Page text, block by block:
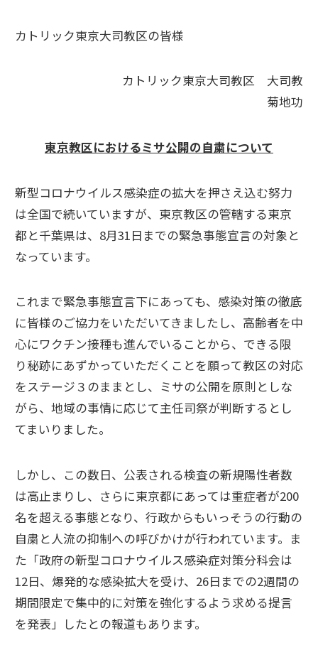
カトリック東京大司教区の皆様
カトリック東京大司教区 大司教
菊地功
東京教区におけるミサ公開の自粛について
新型コロナウイルス感染症の拡大を押さえ込む努力
は全国で続いていますが、東京教区の管轄する東京
都と千葉県は、8月31日までの緊急事態宣言の対象と
なっています。
これまで緊急事態宣言下にあっても、感染対策の徹底
に皆様のご協力をいただいてきましたし、高齢者を中
心にワクチン接種も進んでいることから、できる限
り秘跡にあずかっていただくことを願って教区の対応
をステージ３のままとし、ミサの公開を原則としな
がら、地域の事情に応じて主任司祭が判断するとし
てまいりました。
しかし、この数日、公表される検査の新規陽性者数
は高止まりし、さらに東京都にあっては重症者が200
名を超える事態となり、行政からもいっそうの行動の
自粛と人流の抑制への呼びかけが行われています。ま
た「政府の新型コロナウイルス感染症対策分科会は
12日、爆発的な感染拡大を受け、26日までの2週間の
期間限定で集中的に対策を強化するよう求める提言
を発表」したとの報道もあります。